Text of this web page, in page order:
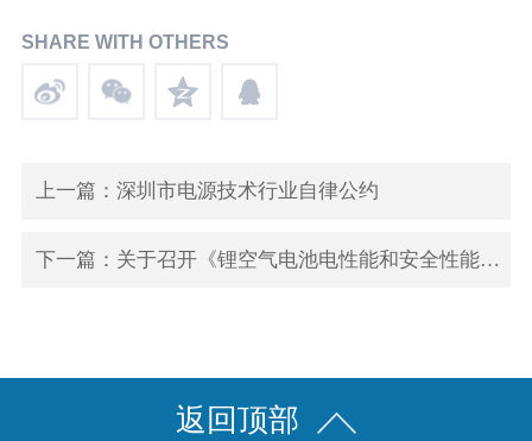
SHARE WITH OTHERS
上一篇：深圳市电源技术行业自律公约
下一篇：关于召开《锂空气电池电性能和安全性能要求及测试方法》标准审查会的通知
返回顶部